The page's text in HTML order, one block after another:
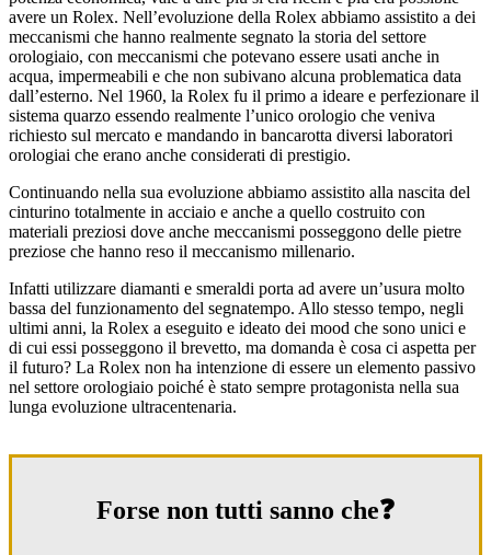
avere un Rolex. Nell’evoluzione della Rolex abbiamo assistito a dei
meccanismi che hanno realmente segnato la storia del settore
orologiaio, con meccanismi che potevano essere usati anche in
acqua, impermeabili e che non subivano alcuna problematica data
dall’esterno. Nel 1960, la Rolex fu il primo a ideare e perfezionare il
sistema quarzo essendo realmente l’unico orologio che veniva
richiesto sul mercato e mandando in bancarotta diversi laboratori
orologiai che erano anche considerati di prestigio.
Continuando nella sua evoluzione abbiamo assistito alla nascita del
cinturino totalmente in acciaio e anche a quello costruito con
materiali preziosi dove anche meccanismi posseggono delle pietre
preziose che hanno reso il meccanismo millenario.
Infatti utilizzare diamanti e smeraldi porta ad avere un’usura molto
bassa del funzionamento del segnatempo. Allo stesso tempo, negli
ultimi anni, la Rolex a eseguito e ideato dei mood che sono unici e
di cui essi posseggono il brevetto, ma domanda è cosa ci aspetta per
il futuro? La Rolex non ha intenzione di essere un elemento passivo
nel settore orologiaio poiché è stato sempre protagonista nella sua
lunga evoluzione ultracentenaria.
Forse non tutti sanno che❓